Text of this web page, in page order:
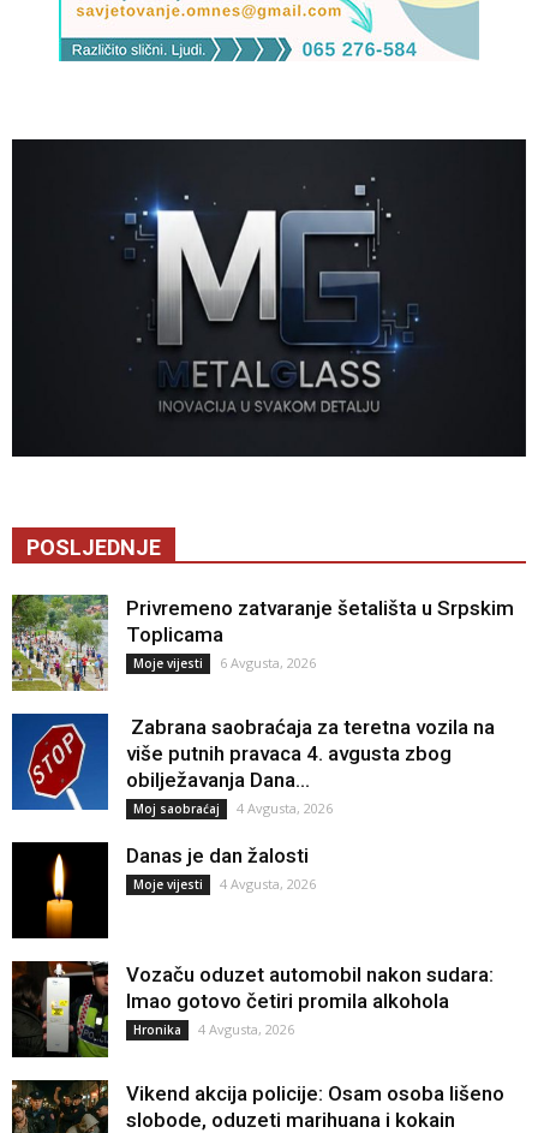
POSLJEDNJE
Privremeno zatvaranje šetališta u Srpskim
Toplicama
Moje vijesti 6 Avgusta, 2026
Zabrana saobraćaja za teretna vozila na
više putnih pravaca 4. avgusta zbog
obilježavanja Dana...
Moj saobraćaj 4 Avgusta, 2026
Danas je dan žalosti
Moje vijesti 4 Avgusta, 2026
Vozaču oduzet automobil nakon sudara:
Imao gotovo četiri promila alkohola
Hronika 4 Avgusta, 2026
Vikend akcija policije: Osam osoba lišeno
slobode, oduzeti marihuana i kokain